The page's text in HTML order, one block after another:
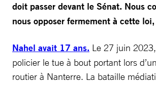
doit passer devant le Sénat. Nous
nous opposer fermement à cette
Nahel avait 17 ans. Le 27 juin
policier le tue à bout portant lors
routier à Nanterre. La bataille